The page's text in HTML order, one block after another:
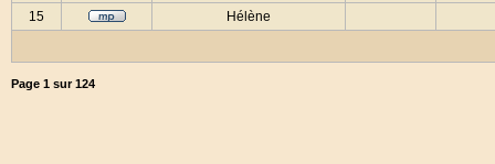
15
Hélène
Page 1 sur124